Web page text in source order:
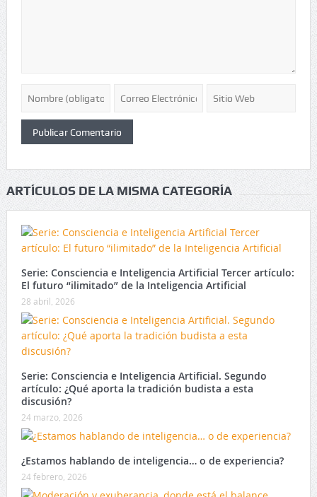
ARTÍCULOS DE LA MISMA CATEGORÍA
Serie: Consciencia e Inteligencia Artificial Tercer artículo:
El futuro “ilimitado” de la Inteligencia Artificial
28 abril, 2026
Serie: Consciencia e Inteligencia Artificial. Segundo
artículo: ¿Qué aporta la tradición budista a esta
discusión?
24 marzo, 2026
¿Estamos hablando de inteligencia… o de experiencia?
24 febrero, 2026